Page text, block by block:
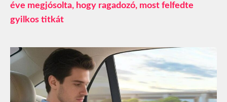
éve megjósolta, hogy ragadozó, most felfedte
gyilkos titkát